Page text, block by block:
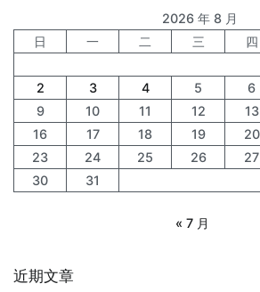
2026 年 8 月
日
一 二 三 四
2
3 4 5 6
9
10 11 12 13
16
17 18 19 20
23
24 25 26 27
30
31
« 7 月
近期文章